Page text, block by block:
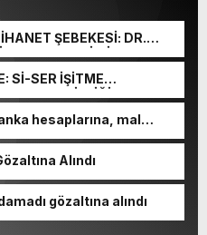
ŞEBEKESİ: DR.
MERKEZİ’NİN SGK
Sİ-SER İŞİTME
UMUT TACİRLİĞİ
hesaplarına, mal
Alındı
gözaltına alındı